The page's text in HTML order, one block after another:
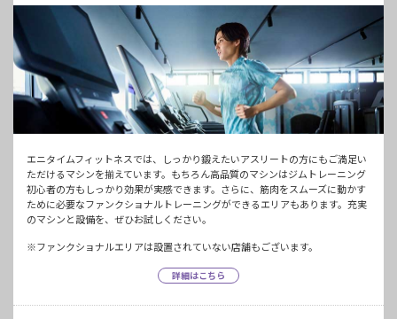
エニタイムフィットネスでは、しっかり鍛えたいアスリートの方にもご満足い
ただけるマシンを揃えています。もちろん高品質のマシンはジムトレーニング
初心者の方もしっかり効果が実感できます。さらに、筋肉をスムーズに動かす
ために必要なファンクショナルトレーニングができるエリアもあります。充実
のマシンと設備を、ぜひお試しください。
※ファンクショナルエリアは設置されていない店舗もございます。
詳細はこちら